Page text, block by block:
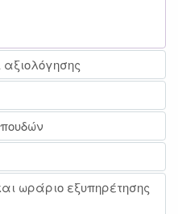
ωράριο εξυπηρέτησης